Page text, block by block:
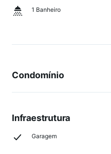
1 Banheiro
Condomínio
Infraestrutura
Garagem